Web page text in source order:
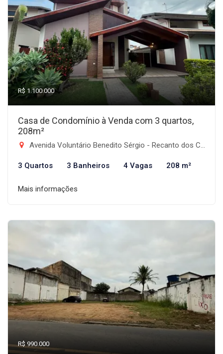
R$ 1.100.000
Casa de Condomínio à Venda com 3 quartos,
208m²
Avenida Voluntário Benedito Sérgio - Recanto dos Coqueirais, Taubaté-SP
3 Quartos 3 Banheiros 4 Vagas 208 m²
Mais informações
R$ 990.000